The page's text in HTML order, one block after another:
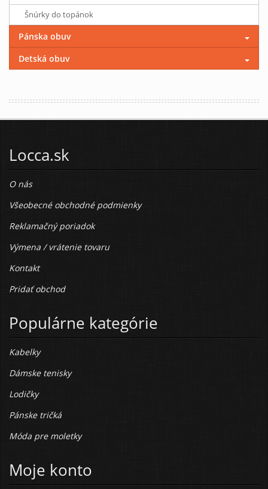
Šnúrky do topánok
Pánska obuv
Detská obuv
Locca.sk
O nás
Všeobecné obchodné podmienky
Reklamačný poriadok
Výmena / vrátenie tovaru
Kontakt
Pridať obchod
Populárne kategórie
Kabelky
Dámske tenisky
Lodičky
Pánske tričká
Móda pre moletky
Moje konto